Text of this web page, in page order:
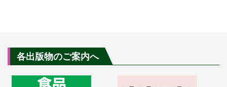
各出版物のご案内へ